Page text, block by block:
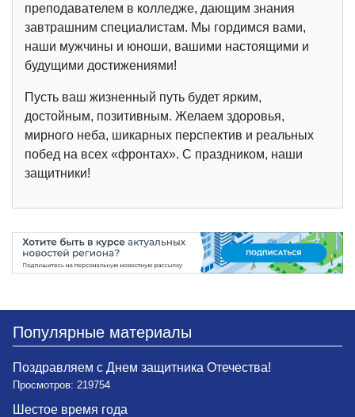
преподавателем в колледже, дающим знания
завтрашним специалистам. Мы гордимся вами,
наши мужчины и юноши, вашими настоящими и
будущими достижениями!
Пусть ваш жизненный путь будет ярким,
достойным, позитивным. Желаем здоровья,
мирного неба, шикарных перспектив и реальных
побед на всех «фронтах». С праздником, наши
защитники!
Популярные материалы
Поздравляем с Днем защитника Отечества!
Просмотров: 219754
Шестое время года